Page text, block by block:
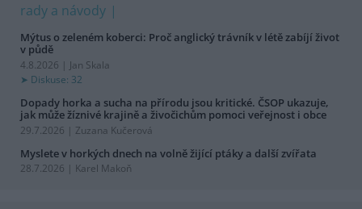
rady a návody
Mýtus o zeleném koberci: Proč anglický trávník v létě zabíjí život
v půdě
4.8.2026 | Jan Skala
Diskuse: 32
Dopady horka a sucha na přírodu jsou kritické. ČSOP ukazuje,
jak může žíznivé krajině a živočichům pomoci veřejnost i obce
29.7.2026 | Zuzana Kučerová
Myslete v horkých dnech na volně žijící ptáky a další zvířata
28.7.2026 | Karel Makoň